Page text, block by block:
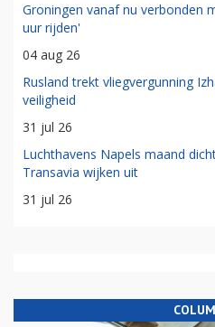
Groningen vanaf nu verbonden
uur rijden'
04 aug 26
Rusland trekt vliegvergunning
veiligheid
31 jul 26
Luchthavens Napels maand
Transavia wijken uit
31 jul 26